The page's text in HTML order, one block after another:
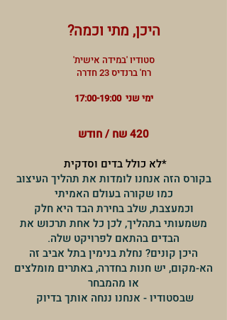
היכן, מתי וכמה?
סטודיו 'במידה אישית'
רח' ברנדיס 23 חדרה
ימי שני 17:00-19:00
420 שח / חודש
*לא כולל בדים וסדקית
בקורס הזה אנחנו לומדות את תהליך העיצוב
כמו שקורה בעולם האמיתי
וכמעצבת, שלב בחירת הבד היא חלק
משמעותי בתהליך, לכן כל אחת תרכוש את
הבדים בהתאם לפרויקט שלה.
היכן קונים? נחלת בנימין בתל אביב זה
הא-מקום, יש חנות בחדרה, באתרים מומלצים
או מהמבחר
שבסטודיו - אנחנו ננחה אותך בדיוק